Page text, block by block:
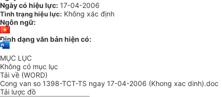
Ngày có hiệu lực: 17-04-2006
Tình trạng hiệu lực: Không xác định
Ngôn ngữ:
Định dạng văn bản hiện có:
MỤC LỤC
Không có mục lục
Tải về (WORD)
Cong van so 1398-TCT-TS ngay 17-04-2006 (Khong xac dinh).doc
Tải lược đồ